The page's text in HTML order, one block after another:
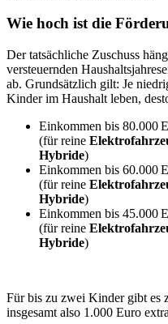
Wie hoch ist die
Der tatsächliche Zuschuss
versteuernden
ab. Grundsätzlich gilt: Je
Kinder im Haushalt leben,
Einkommen bis 80.000
(für reine
Hybride)
Einkommen bis 60.000
(für reine
Hybride)
Einkommen bis 45.000
(für reine
Hybride)
Für bis zu zwei Kinder gibt es
insgesamt also 1.000 Euro